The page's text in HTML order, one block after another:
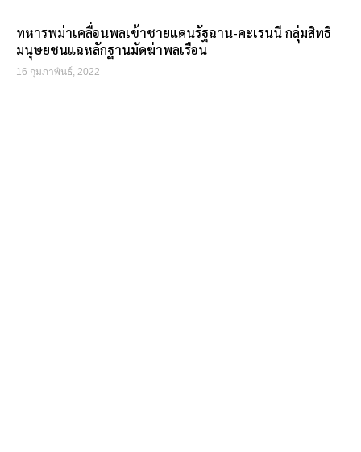
ทหารพม่าเคลื่อนพลเข้าชายแดนรัฐฉาน-คะเรนนี กลุ่มสิทธิ
มนุษยชนแฉหลักฐานมัดฆ่าพลเรือน
16 กุมภาพันธ์, 2022